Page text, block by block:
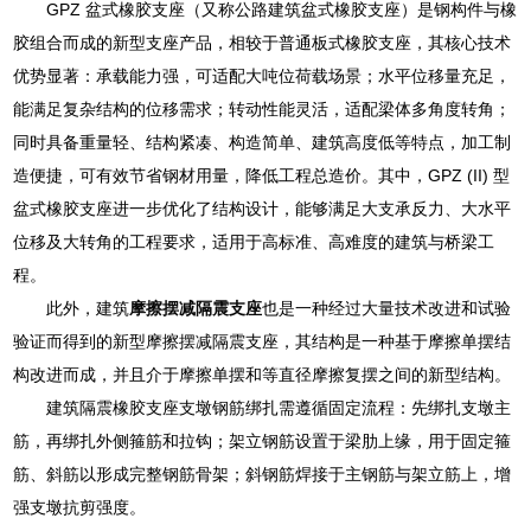
GPZ 盆式橡胶支座（又称公路建筑盆式橡胶支座）是钢构件与橡
胶组合而成的新型支座产品，相较于普通板式橡胶支座，其核心技术
优势显著：承载能力强，可适配大吨位荷载场景；水平位移量充足，
能满足复杂结构的位移需求；转动性能灵活，适配梁体多角度转角；
同时具备重量轻、结构紧凑、构造简单、建筑高度低等特点，加工制
造便捷，可有效节省钢材用量，降低工程总造价。其中，GPZ (II) 型
盆式橡胶支座进一步优化了结构设计，能够满足大支承反力、大水平
位移及大转角的工程要求，适用于高标准、高难度的建筑与桥梁工
程。
此外，建筑摩擦摆减隔震支座也是一种经过大量技术改进和试验
验证而得到的新型摩擦摆减隔震支座，其结构是一种基于摩擦单摆结
构改进而成，并且介于摩擦单摆和等直径摩擦复摆之间的新型结构。
建筑隔震橡胶支座支墩钢筋绑扎需遵循固定流程：先绑扎支墩主
筋，再绑扎外侧箍筋和拉钩；架立钢筋设置于梁肋上缘，用于固定箍
筋、斜筋以形成完整钢筋骨架；斜钢筋焊接于主钢筋与架立筋上，增
强支墩抗剪强度。